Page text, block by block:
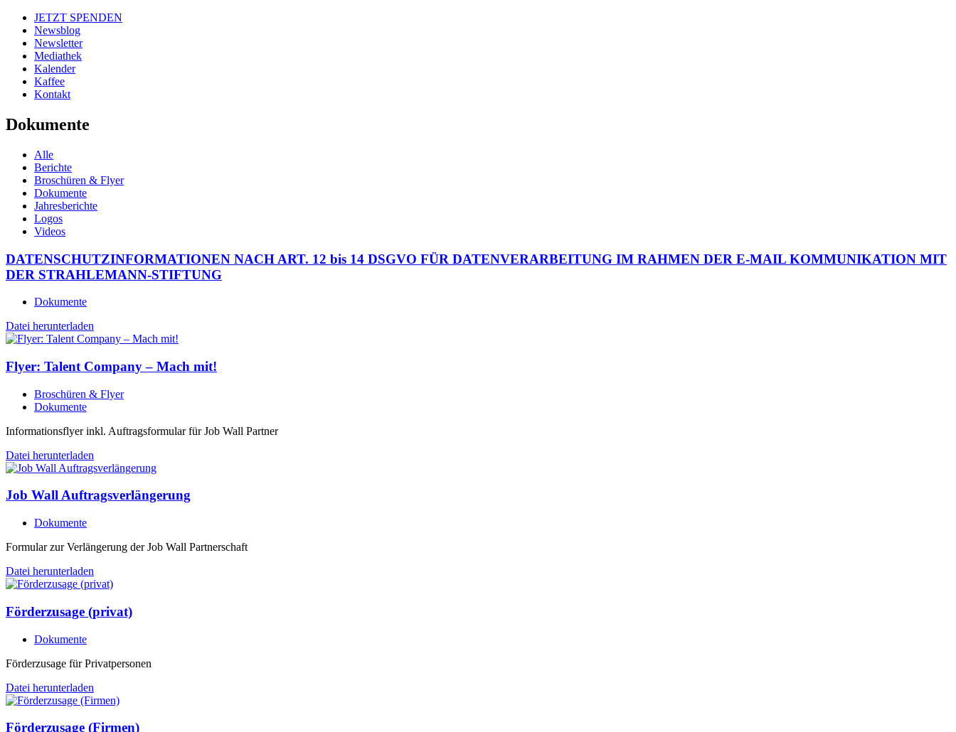
JETZT SPENDEN
Newsblog
Newsletter
Mediathek
Kalender
Kaffee
Kontakt
Dokumente
Alle
Berichte
Broschüren & Flyer
Dokumente
Jahresberichte
Logos
Videos
DATENSCHUTZINFORMATIONEN NACH ART. 12 bis 14 DSGVO FÜR DATENVERARBEITUNG IM RAHMEN DER E-MAIL KOMMUNIKATION MIT
DER STRAHLEMANN-STIFTUNG
Dokumente
Datei herunterladen
Flyer: Talent Company – Mach mit!
Broschüren & Flyer
Dokumente
Informationsflyer inkl. Auftragsformular für Job Wall Partner
Datei herunterladen
Job Wall Auftragsverlängerung
Dokumente
Formular zur Verlängerung der Job Wall Partnerschaft
Datei herunterladen
Förderzusage (privat)
Dokumente
Förderzusage für Privatpersonen
Datei herunterladen
Förderzusage (Firmen)